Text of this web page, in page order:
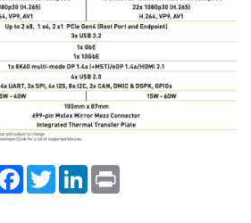
Facebook
TwitterLinkedIn